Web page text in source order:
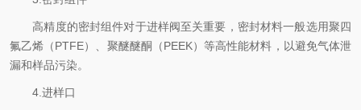
高精度的密封组件对于进样阀至关重要，密封材料一般选用聚四
氟乙烯（PTFE）、聚醚醚酮（PEEK）等高性能材料，以避免气体泄
漏和样品污染。
4.进样口